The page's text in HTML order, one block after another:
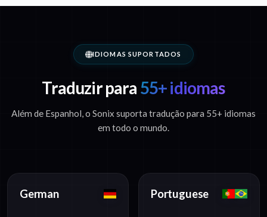
IDIOMAS SUPORTADOS
Traduzir para 55+ idiomas
Além de Espanhol, o Sonix suporta tradução para 55+ idiomas
em todo o mundo.
German Portuguese